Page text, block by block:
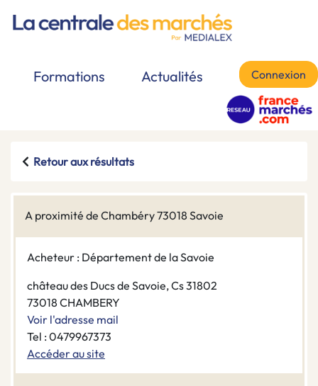
Formations Actualités Connexion
Retour aux résultats
A proximité de Chambéry 73018 Savoie
Acheteur : Département de la Savoie
château des Ducs de Savoie, Cs 31802
73018 CHAMBERY
Voir l'adresse mail
Tel : 0479967373
Accéder au site